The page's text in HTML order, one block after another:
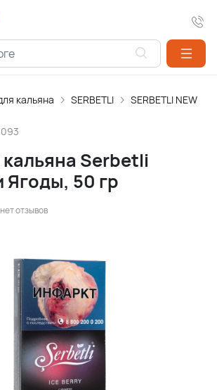
кальяна SERBETLI SERBETLI NEW
кальяна Serbetli
Ягоды, 50 гр
нет отзывов